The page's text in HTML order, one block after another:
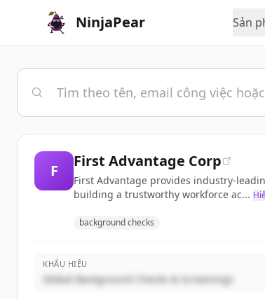
NinjaPear Sản
F
First Advantage Corp
First Advantage provides industry-
building a trustworthy workforce ac...
background checks
KHẨU HIỆU
Global Background Checks & Screenings